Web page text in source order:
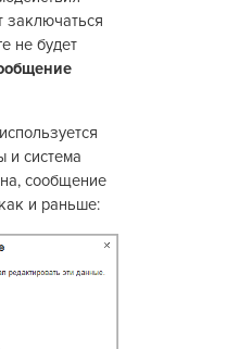
заключаться
не будет
и система
сообщение
и раньше: